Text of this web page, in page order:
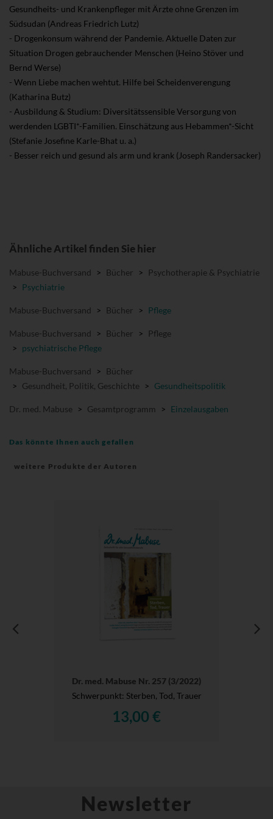
Gesundheits- und Krankenpfleger mit Ärzte ohne Grenzen im
Südsudan (Andreas Friedrich Lutz)
- Drogenkonsum während der Pandemie. Aktuelle Daten zur
Situation Drogen gebrauchender Menschen (Heino Stöver und
Bernd Werse)
- Wenn Liebe machen wehtut. Hilfe bei Scheidenverengung
(Katharina Butz)
- Ausbildung & Studium: Diversitätssensible Versorgung von
werdenden LGBTI*-Familien. Einschätzung aus Hebammen*-Sicht
(Stefanie Josefine Karle-Bhat u. a.)
- Besser reich und gesund als arm und krank (Joseph Randersacker)
Ähnliche Artikel finden Sie hier
Mabuse-Buchversand > Bücher >
Psychotherapie & Psychiatrie
> Psychiatrie
Mabuse-Buchversand > Bücher > Pflege
Mabuse-Buchversand > Bücher >
Pflege
> psychiatrische Pflege
Mabuse-Buchversand > Bücher
> Gesundheit, Politik, Geschichte > Gesundheitspolitik
Dr. med. Mabuse > Gesamtprogramm > Einzelausgaben
Das könnte Ihnen auch gefallen
weitere Produkte der Autoren
Dr. med. Mabuse Nr. 257 (3/2022)
Schwerpunkt: Sterben, Tod, Trauer
13,00 €
Newsletter